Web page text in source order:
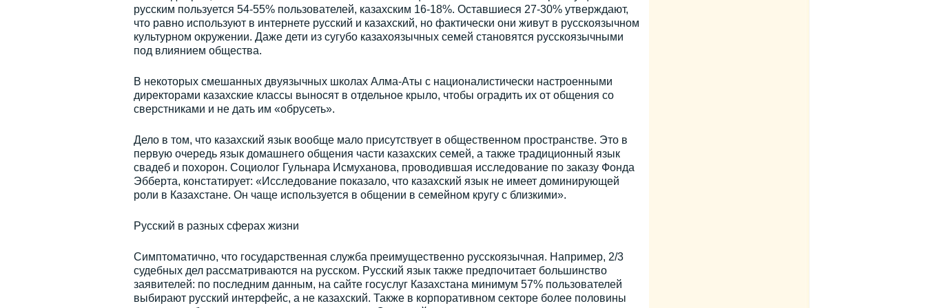
русским пользуется 54-55% пользователей, казахским 16-18%. Оставшиеся 27-30% утверждают,
что равно используют в интернете русский и казахский, но фактически они живут в русскоязычном
культурном окружении. Даже дети из сугубо казахоязычных семей становятся русскоязычными
под влиянием общества.
В некоторых смешанных двуязычных школах Алма-Аты с националистически настроенными
директорами казахские классы выносят в отдельное крыло, чтобы оградить их от общения со
сверстниками и не дать им «обрусеть».
Дело в том, что казахский язык вообще мало присутствует в общественном пространстве. Это в
первую очередь язык домашнего общения части казахских семей, а также традиционный язык
свадеб и похорон. Социолог Гульнара Исмуханова, проводившая исследование по заказу Фонда
Эбберта, констатирует: «Исследование показало, что казахский язык не имеет доминирующей
роли в Казахстане. Он чаще используется в общении в семейном кругу с близкими».
Русский в разных сферах жизни
Симптоматично, что государственная служба преимущественно русскоязычная. Например, 2/3
судебных дел рассматриваются на русском. Русский язык также предпочитает большинство
заявителей: по последним данным, на сайте госуслуг Казахстана минимум 57% пользователей
выбирают русский интерфейс, а не казахский. Также в корпоративном секторе более половины